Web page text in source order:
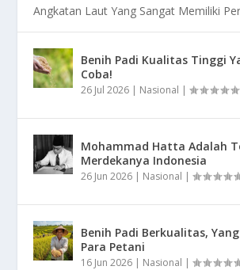
Angkatan Laut Yang Sangat Memiliki
Benih Padi Kualitas Tinggi
Coba!
26 Jul 2026 | Nasional |
Mohammad Hatta Adalah
Merdekanya Indonesia
26 Jun 2026 | Nasional |
Benih Padi Berkualitas,
Para Petani
16 Jun 2026 | Nasional |